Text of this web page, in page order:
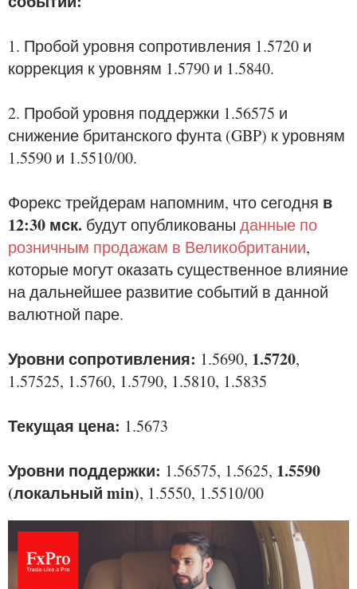
1. Пробой уровня сопротивления 1.5720 и
коррекция к уровням 1.5790 и 1.5840.
2. Пробой уровня поддержки 1.56575 и
снижение британского фунта (GBP) к уровням
1.5590 и 1.5510/00.
Форекс трейдерам напомним, что сегодня в
12:30 мск. будут опубликованы данные по
розничным продажам в Великобритании,
которые могут оказать существенное влияние
на дальнейшее развитие событий в данной
валютной паре.
Уровни сопротивления: 1.5690, 1.5720,
1.57525, 1.5760, 1.5790, 1.5810, 1.5835
Текущая цена: 1.5673
Уровни поддержки: 1.56575, 1.5625, 1.5590
(локальный min), 1.5550, 1.5510/00